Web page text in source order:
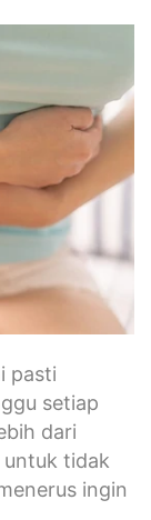
pasti
setiap
dari
untuk tidak
ingin